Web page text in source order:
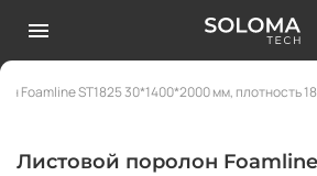
Foamline ST1825 30*1400*2000 мм, плотность
Листовой поролон Foamline